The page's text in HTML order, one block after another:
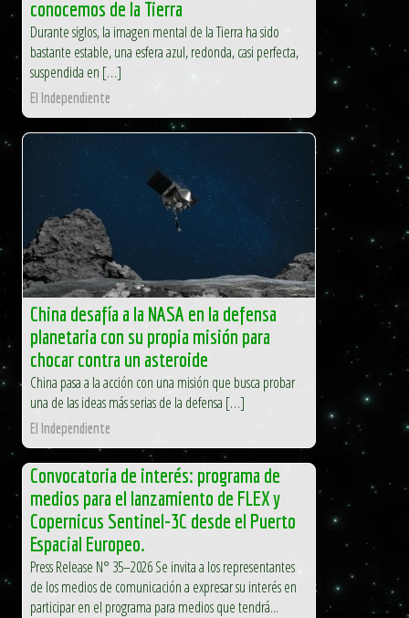
conocemos de la Tierra
Durante siglos, la imagen mental de la Tierra ha sido
bastante estable, una esfera azul, redonda, casi perfecta,
suspendida en […]
El Independiente
China desafía a la NASA en la defensa
planetaria con su propia misión para
chocar contra un asteroide
China pasa a la acción con una misión que busca probar
una de las ideas más serias de la defensa […]
El Independiente
Convocatoria de interés: programa de
medios para el lanzamiento de FLEX y
Copernicus Sentinel-3C desde el Puerto
Espacial Europeo.
Press Release N° 35–2026 Se invita a los representantes
de los medios de comunicación a expresar su interés en
participar en el programa para medios que tendrá...